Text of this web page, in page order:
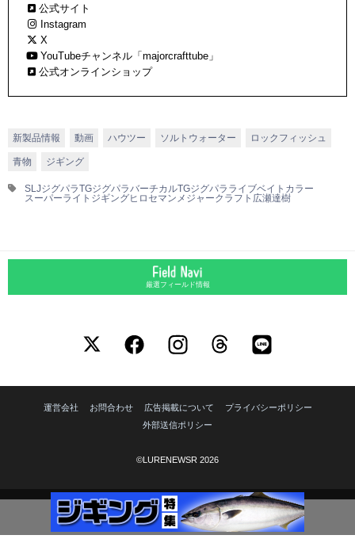
公式サイト
Instagram
X
YouTubeチャンネル「majorcrafttube」
公式オンラインショップ
新製品情報 動画 ハウツー ソルトウォーター ロックフィッシュ
青物 ジギング
SLJジグパラTGジグパラバーチカルTGジグパラライブベイトカラー
スーパーライトジギングヒロセマン メジャークラフト 広瀬達樹
厳選フィールド情報
運営会社 お問合わせ 広告掲載について
プライバシーポリシー
外部送信ポリシー
©LURENEWSR 2026